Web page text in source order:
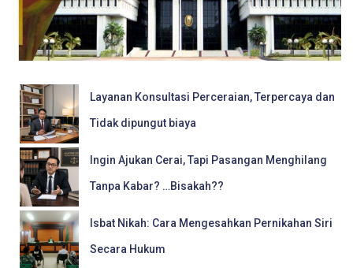
Layanan Konsultasi Perceraian, Terpercaya dan
Tidak dipungut biaya
Ingin Ajukan Cerai, Tapi Pasangan Menghilang
Tanpa Kabar? …Bisakah??
Isbat Nikah: Cara Mengesahkan Pernikahan Siri
Secara Hukum